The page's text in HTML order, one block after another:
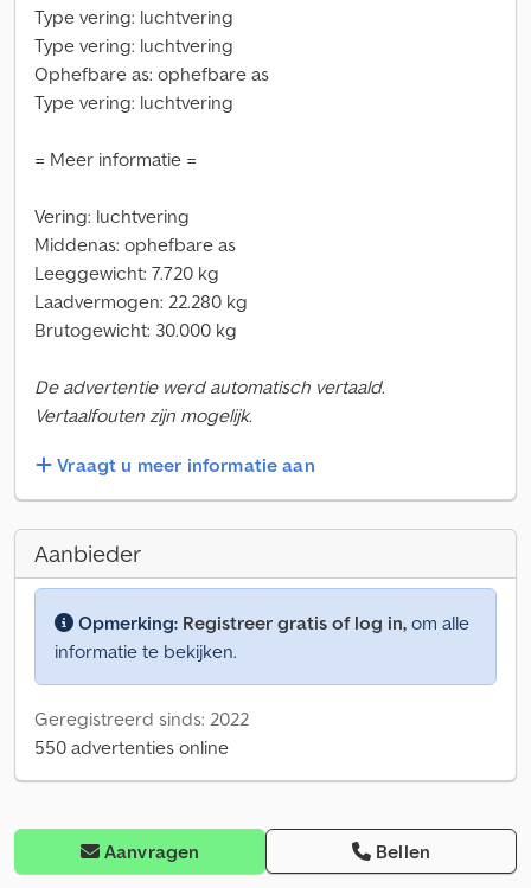
Type vering: luchtvering
Type vering: luchtvering
Ophefbare as: ophefbare as
Type vering: luchtvering
= Meer informatie =
Vering: luchtvering
Middenas: ophefbare as
Leeggewicht: 7.720 kg
Laadvermogen: 22.280 kg
Brutogewicht: 30.000 kg
De advertentie werd automatisch vertaald.
Vertaalfouten zijn mogelijk.
Vraagt u meer informatie aan
Aanbieder
Opmerking: Registreer gratis of log in, om alle
informatie te bekijken.
Geregistreerd sinds: 2022
550 advertenties online
Aanvragen Bellen